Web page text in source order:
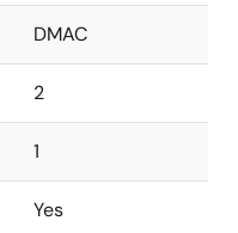
DMAC
2
1
Yes